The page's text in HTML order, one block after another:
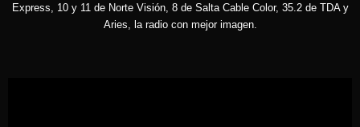
Express, 10 y 11 de Norte Visión, 8 de Salta Cable Color, 35.2 de TDA y
Aries, la radio con mejor imagen.